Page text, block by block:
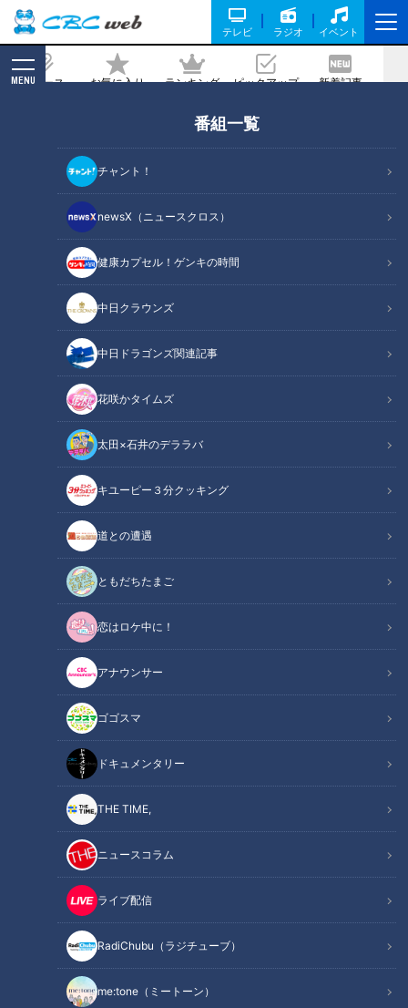
テレビ ラジオ イベント
ニュース お気に入り ランキング ピックアップ 新着記事
MENU
番組一覧
チャント！
newsX（ニュースクロス）
健康カプセル！ゲンキの時間
中日クラウンズ
中日ドラゴンズ関連記事
花咲かタイムズ
太田×石井のデララバ
キユーピー３分クッキング
道との遭遇
ともだちたまご
恋はロケ中に！
アナウンサー
ゴゴスマ
ドキュメンタリー
THE TIME,
ニュースコラム
ライブ配信
RadiChubu（ラジチューブ）
me:tone（ミートーン）
に4本… 温泉地に潜む謎の歩道橋【道と
の遭遇】
2025/08/27 12:00
道との遭遇
「道との遭遇」動画
番組OAから、道の映像と道マニアの声を中心に再編集してお
届け！声は道マニア・鹿取茂雄さんと、コラムニスト・イラス
トレーターの能町みね子さんです！『歩道・車道バラエティ
道との遭遇』はCBCテレビ 毎週火曜23:56～
この記事を見たあなたへのおすすめ
20歳の魚鱗癬と闘う女性‥成人
式を迎えた今、思うこと～定期
配信型ドキュメンタリー「ピエ
ロと呼ばれた息子」第86話
喧嘩勃発！？互いの糸を切り合
う「田原凧祭り」の“けんか
凧”で手が傷だらけに…